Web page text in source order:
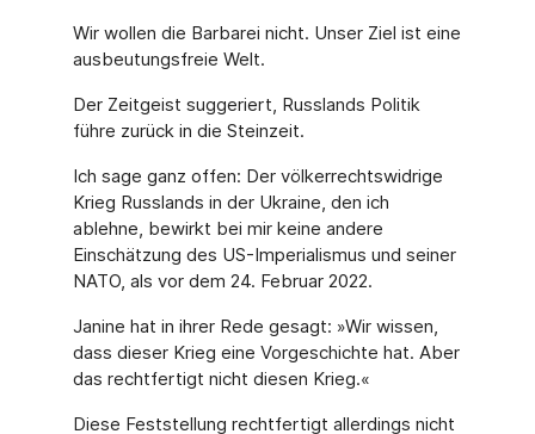
Wir wollen die Barbarei nicht. Unser Ziel ist eine
ausbeutungsfreie Welt.
Der Zeitgeist suggeriert, Russlands Politik
führe zurück in die Steinzeit.
Ich sage ganz offen: Der völkerrechtswidrige
Krieg Russlands in der Ukraine, den ich
ablehne, bewirkt bei mir keine andere
Einschätzung des US-Imperialismus und seiner
NATO, als vor dem 24. Februar 2022.
Janine hat in ihrer Rede gesagt: »Wir wissen,
dass dieser Krieg eine Vorgeschichte hat. Aber
das rechtfertigt nicht diesen Krieg.«
Diese Feststellung rechtfertigt allerdings nicht